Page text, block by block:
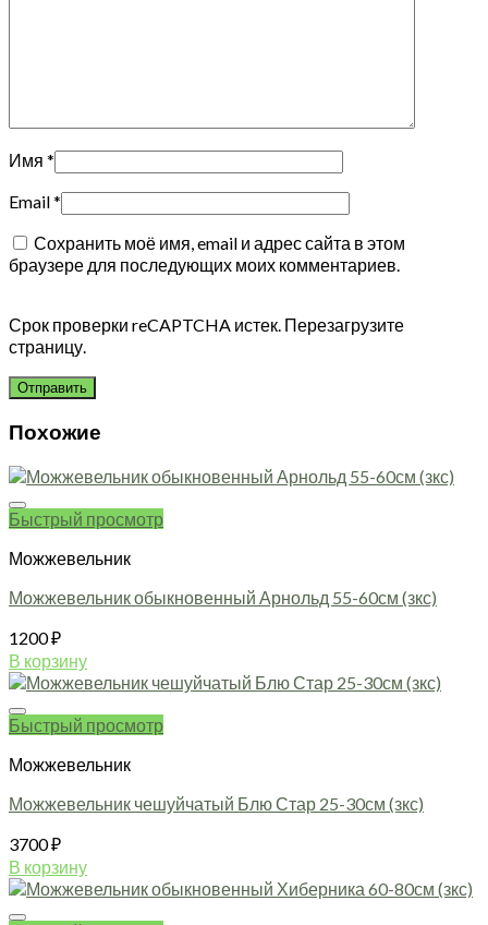
Имя *
Email*
Сохранить моё имя, email и адрес сайта в этом
браузере для последующих моих комментариев.
Срок проверки reCAPTCHA истек. Перезагрузите
страницу.
Похожие
Быстрый просмотр
Можжевельник
Можжевельник обыкновенный Арнольд 55-60см (зкс)
1200₽
В корзину
Быстрый просмотр
Можжевельник
Можжевельник чешуйчатый Блю Стар 25-30см (зкс)
3700₽
В корзину